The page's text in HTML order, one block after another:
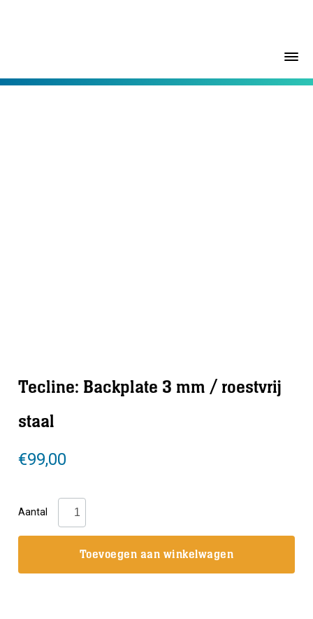
Tecline: Backplate 3 mm / roestvrij
staal
€99,00
Aantal
Tecline:
Backplate
Toevoegen aan winkelwagen